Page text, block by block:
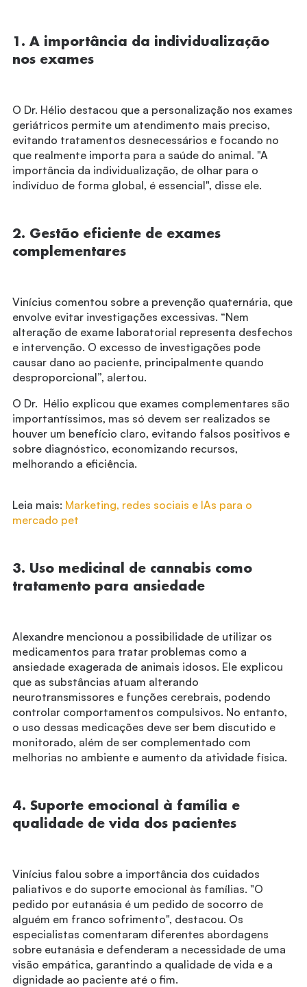
1. A importância da individualização
nos exames
O Dr. Hélio destacou que a personalização nos exames
geriátricos permite um atendimento mais preciso,
evitando tratamentos desnecessários e focando no
que realmente importa para a saúde do animal. "A
importância da individualização, de olhar para o
indivíduo de forma global, é essencial", disse ele.
2. Gestão eficiente de exames
complementares
Vinícius comentou sobre a prevenção quaternária, que
envolve evitar investigações excessivas. “Nem
alteração de exame laboratorial representa desfechos
e intervenção. O excesso de investigações pode
causar dano ao paciente, principalmente quando
desproporcional”, alertou.
O Dr. Hélio explicou que exames complementares são
importantíssimos, mas só devem ser realizados se
houver um benefício claro, evitando falsos positivos e
sobre diagnóstico, economizando recursos,
melhorando a eficiência.
Leia mais: Marketing, redes sociais e IAs para o
mercado pet
3. Uso medicinal de cannabis como
tratamento para ansiedade
Alexandre mencionou a possibilidade de utilizar os
medicamentos para tratar problemas como a
ansiedade exagerada de animais idosos. Ele explicou
que as substâncias atuam alterando
neurotransmissores e funções cerebrais, podendo
controlar comportamentos compulsivos. No entanto,
o uso dessas medicações deve ser bem discutido e
monitorado, além de ser complementado com
melhorias no ambiente e aumento da atividade física.
4. Suporte emocional à família e
qualidade de vida dos pacientes
Vinícius falou sobre a importância dos cuidados
paliativos e do suporte emocional às famílias. "O
pedido por eutanásia é um pedido de socorro de
alguém em franco sofrimento", destacou. Os
especialistas comentaram diferentes abordagens
sobre eutanásia e defenderam a necessidade de uma
visão empática, garantindo a qualidade de vida e a
dignidade ao paciente até o fim.